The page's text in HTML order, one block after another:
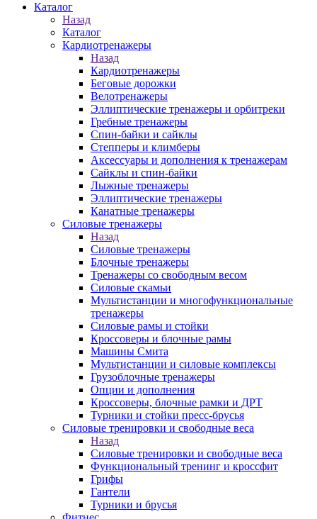
Каталог
Назад
Каталог
Кардиотренажеры
Назад
Кардиотренажеры
Беговые дорожки
Велотренажеры
Эллиптические тренажеры и орбитреки
Гребные тренажеры
Спин-байки и сайклы
Степперы и климберы
Аксессуары и дополнения к тренажерам
Сайклы и спин-байки
Лыжные тренажеры
Эллиптические тренажеры
Канатные тренажеры
Силовые тренажеры
Назад
Силовые тренажеры
Блочные тренажеры
Тренажеры со свободным весом
Силовые скамьи
Мультистанции и многофункциональные
тренажеры
Силовые рамы и стойки
Кроссоверы и блочные рамы
Машины Смита
Мультистанции и силовые комплексы
Грузоблочные тренажеры
Опции и дополнения
Кроссоверы, блочные рамки и ДРТ
Турники и стойки пресс-брусья
Силовые тренировки и свободные веса
Назад
Силовые тренировки и свободные веса
Функциональный тренинг и кроссфит
Грифы
Гантели
Турники и брусья